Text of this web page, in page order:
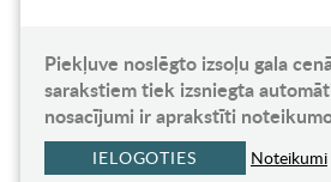
Piekļuve noslēgto izsoļu gala
sarakstiem tiek izsniegta
nosacījumi ir aprakstīti
IELOGOTIES Noteikumi